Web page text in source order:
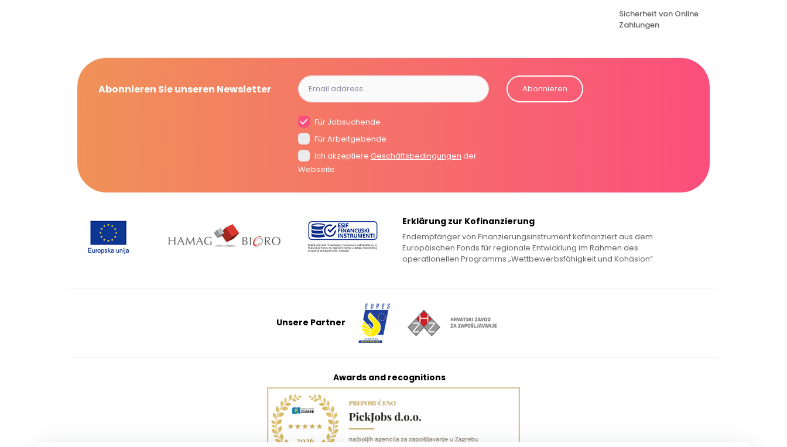
Sicherheit von Online
Zahlungen
Abonnieren Sie unseren Newsletter
Für Jobsuchende
Für Arbeitgebende
Ich akzeptiere Geschäftsbedingungen der
Webseite.
Abonnieren
Erklärung zur Kofinanzierung
Endempfänger von Finanzierungsinstrument kofinanziert aus dem
Europäischen Fonds für regionale Entwicklung im Rahmen des
operationellen Programms „Wettbewerbsfähigkeit und Kohäsion“.
Unsere Partner
Awards and recognitions